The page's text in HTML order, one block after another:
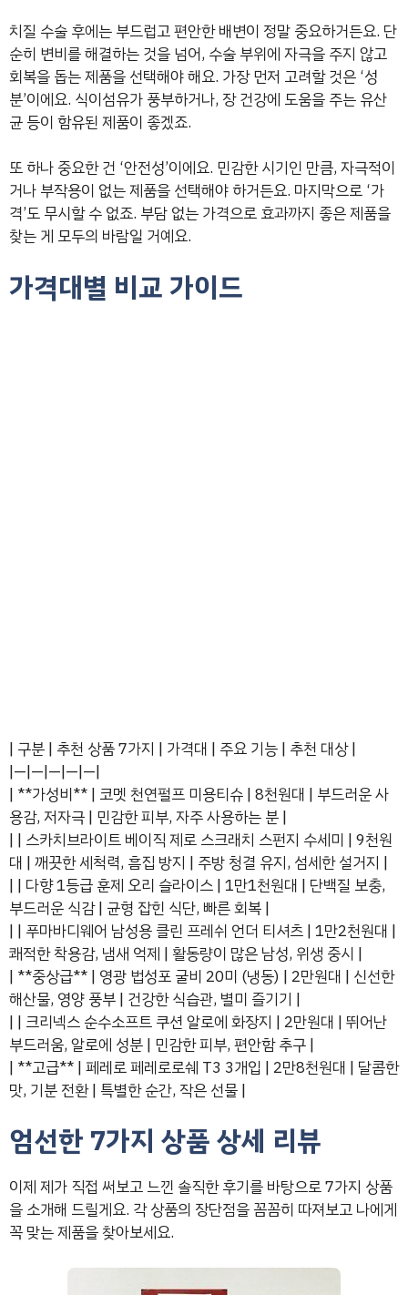
치질 수술 후에는 부드럽고 편안한 배변이 정말 중요하거든요. 단
순히 변비를 해결하는 것을 넘어, 수술 부위에 자극을 주지 않고
회복을 돕는 제품을 선택해야 해요. 가장 먼저 고려할 것은 ‘성
분’이에요. 식이섬유가 풍부하거나, 장 건강에 도움을 주는 유산
균 등이 함유된 제품이 좋겠죠.
또 하나 중요한 건 ‘안전성’이에요. 민감한 시기인 만큼, 자극적이
거나 부작용이 없는 제품을 선택해야 하거든요. 마지막으로 ‘가
격’도 무시할 수 없죠. 부담 없는 가격으로 효과까지 좋은 제품을
찾는 게 모두의 바람일 거예요.
가격대별 비교 가이드
| 구분 | 추천 상품 7가지 | 가격대 | 주요 기능 | 추천 대상 |
|—|—|—|—|—|
| **가성비** | 코멧 천연펄프 미용티슈 | 8천원대 | 부드러운 사
용감, 저자극 | 민감한 피부, 자주 사용하는 분 |
| | 스카치브라이트 베이직 제로 스크래치 스펀지 수세미 | 9천원
대 | 깨끗한 세척력, 흠집 방지 | 주방 청결 유지, 섬세한 설거지 |
| | 다향 1등급 훈제 오리 슬라이스 | 1만1천원대 | 단백질 보충,
부드러운 식감 | 균형 잡힌 식단, 빠른 회복 |
| | 푸마바디웨어 남성용 클린 프레쉬 언더 티셔츠 | 1만2천원대 |
쾌적한 착용감, 냄새 억제 | 활동량이 많은 남성, 위생 중시 |
| **중상급** | 영광 법성포 굴비 20미 (냉동) | 2만원대 | 신선한
해산물, 영양 풍부 | 건강한 식습관, 별미 즐기기 |
| | 크리넥스 순수소프트 쿠션 알로에 화장지 | 2만원대 | 뛰어난
부드러움, 알로에 성분 | 민감한 피부, 편안함 추구 |
| **고급** | 페레로 페레로로쉐 T3 3개입 | 2만8천원대 | 달콤한
맛, 기분 전환 | 특별한 순간, 작은 선물 |
엄선한 7가지 상품 상세 리뷰
이제 제가 직접 써보고 느낀 솔직한 후기를 바탕으로 7가지 상품
을 소개해 드릴게요. 각 상품의 장단점을 꼼꼼히 따져보고 나에게
꼭 맞는 제품을 찾아보세요.